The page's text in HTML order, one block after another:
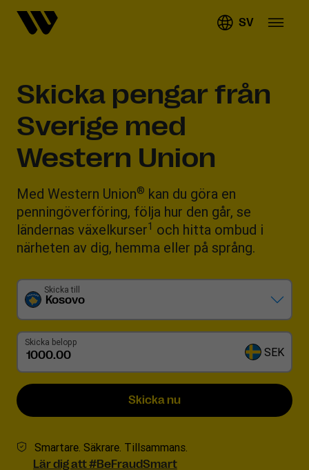
SV
Skicka pengar från
Sverige med
Western Union
Med Western Union® kan du göra en
penningöverföring, följa hur den går, se
ländernas växelkurser1 och hitta ombud i
närheten av dig, hemma eller på språng.
Kosovo
Skicka till
Skicka belopp
SEK
Skicka nu
Smartare. Säkrare. Tillsammans.
Lär dig att #BeFraudSmart